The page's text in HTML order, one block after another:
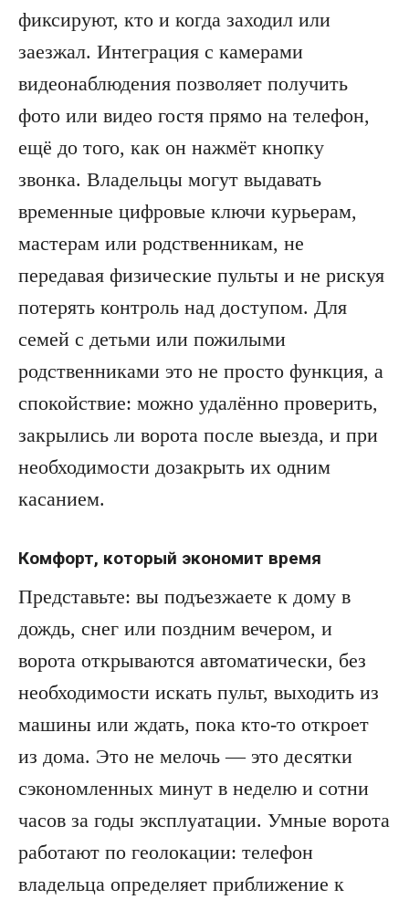
фиксируют, кто и когда заходил или
заезжал. Интеграция с камерами
видеонаблюдения позволяет получить
фото или видео гостя прямо на телефон,
ещё до того, как он нажмёт кнопку
звонка. Владельцы могут выдавать
временные цифровые ключи курьерам,
мастерам или родственникам, не
передавая физические пульты и не рискуя
потерять контроль над доступом. Для
семей с детьми или пожилыми
родственниками это не просто функция, а
спокойствие: можно удалённо проверить,
закрылись ли ворота после выезда, и при
необходимости дозакрыть их одним
касанием.
Комфорт, который экономит время
Представьте: вы подъезжаете к дому в
дождь, снег или поздним вечером, и
ворота открываются автоматически, без
необходимости искать пульт, выходить из
машины или ждать, пока кто-то откроет
из дома. Это не мелочь — это десятки
сэкономленных минут в неделю и сотни
часов за годы эксплуатации. Умные ворота
работают по геолокации: телефон
владельца определяет приближение к